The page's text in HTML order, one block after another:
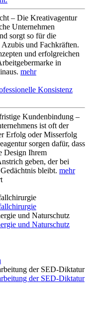
– Die Kreativagentur
Unternehmen
sorgt so für die
und Fachkräften.
und erfolgreichen
in
mehr
Kundenbindung –
ist oft der
Erfolg oder Misserfolg
sorgen dafür, dass
Design Ihrem
geben, der bei
bleibt. mehr